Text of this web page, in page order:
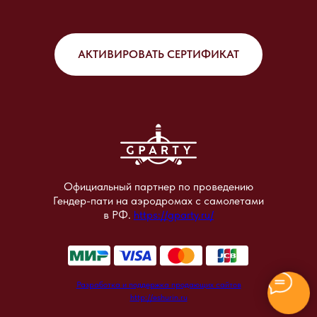
АКТИВИРОВАТЬ СЕРТИФИКАТ
Официальный партнер по проведению
Гендер-пати на аэродромах с самолетами
в РФ. https://gparty.ru/
Разработка и поддержка продающих сайтов
http://eshurin.ru